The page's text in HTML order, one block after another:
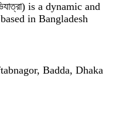
is a dynamic and
in Bangladesh
Badda, Dhaka